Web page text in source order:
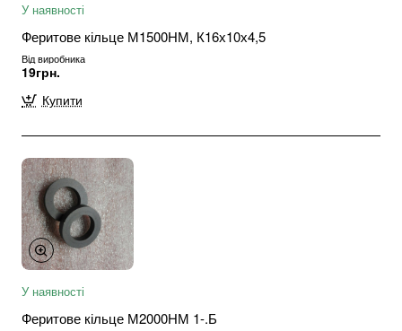
У наявності
Феритове кільце М1500НМ, К16х10х4,5
Від виробника
19грн.
Купити
У наявності
Феритове кільце М2000НМ 1-.Б